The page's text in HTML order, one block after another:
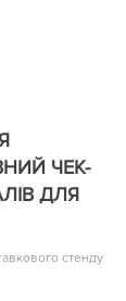
ЧЕК-
ДЛЯ
стенду